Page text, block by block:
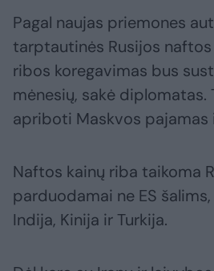
Pagal naujas priemones
tarptautinės Rusijos
ribos koregavimas bus
mėnesių, sakė diplomatas.
apriboti Maskvos pajamas
Naftos kainų riba taikoma
parduodamai ne ES
Indija, Kinija ir Turkija.